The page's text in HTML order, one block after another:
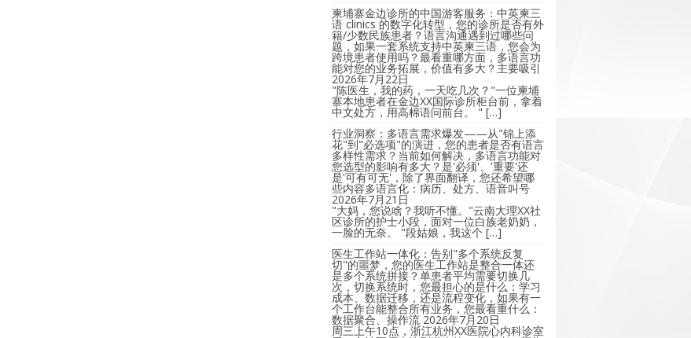
柬埔寨金边诊所的中国游客服务：中英柬三
语 clinics 的数字化转型，您的诊所是否有外
籍/少数民族患者？语言沟通遇到过哪些问
题，如果一套系统支持中英柬三语，您会为
跨境患者使用吗？最看重哪方面，多语言功
能对您的业务拓展，价值有多大？主要吸引
2026年7月22日
"陈医生，我的药，一天吃几次？"一位柬埔
寨本地患者在金边XX国际诊所柜台前，拿着
中文处方，用高棉语问前台。 " […]
行业洞察：多语言需求爆发——从"锦上添
花"到"必选项"的演进，您的患者是否有语言
多样性需求？当前如何解决，多语言功能对
您选型的影响有多大？是'必须'、'重要'还
是'可有可无'，除了界面翻译，您还希望哪
些内容多语言化：病历、处方、语音叫号
2026年7月21日
"大妈，您说啥？我听不懂。"云南大理XX社
区诊所的护士小段，面对一位白族老奶奶，
一脸的无奈。 "段姑娘，我这个 […]
医生工作站一体化：告别"多个系统反复
切"的噩梦，您的医生工作站是整合一体还
是多个系统拼接？单患者平均需要切换几
次，切换系统时，您最担心的是什么：学习
成本、数据迁移，还是流程变化，如果有一
个工作台能整合所有业务，您最看重什么：
数据聚合、操作流 2026年7月20日
周三上午10点，浙江杭州XX医院心内科诊室